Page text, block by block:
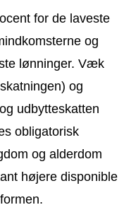
for de laveste
og
lønninger. Væk
og
udbytteskatten
obligatorisk
og alderdom
højere disponible